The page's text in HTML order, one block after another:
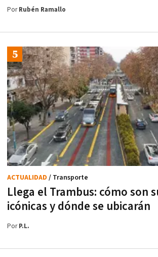
PorRubén Ramallo
Llega el Trambus: cómo son
icónicas y dónde se ubicarán
ACTUALIDAD / Transporte
PorP.L.